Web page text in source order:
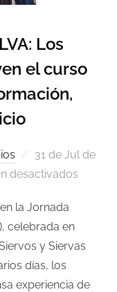
Los
el curso
31 de Jul de
desactivados
la Jornada
celebrada en
y Siervas
días, los
experiencia de